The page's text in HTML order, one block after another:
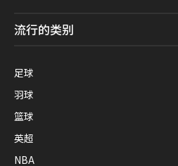
流行的类别
足球
羽球
篮球
英超
NBA